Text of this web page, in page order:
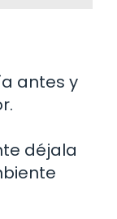
antes y
déjala